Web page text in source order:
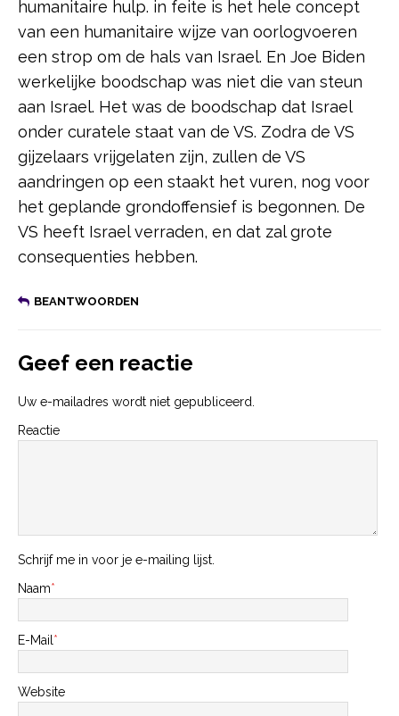
humanitaire hulp. in feite is het hele concept
van een humanitaire wijze van oorlogvoeren
een strop om de hals van Israel. En Joe Biden
werkelijke boodschap was niet die van steun
aan Israel. Het was de boodschap dat Israel
onder curatele staat van de VS. Zodra de VS
gijzelaars vrijgelaten zijn, zullen de VS
aandringen op een staakt het vuren, nog voor
het geplande grondoffensief is begonnen. De
VS heeft Israel verraden, en dat zal grote
consequenties hebben.
BEANTWOORDEN
Geef een reactie
Uw e-mailadres wordt niet gepubliceerd.
Reactie
Schrijf me in voor je e-mailing lijst.
Naam*
E-Mail *
Website